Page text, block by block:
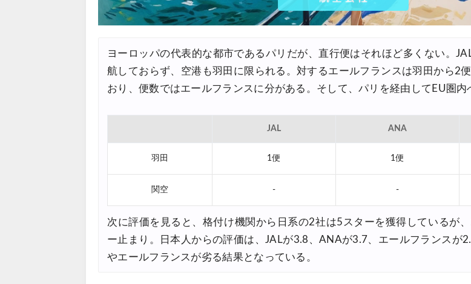
07/23 Trip.com) 海外航空券 最大2,500円OFFクーポン
07/22 JTB) 海外ツアー(20代) 最大28,000円OFFクーポン
JTB) 海外ツアー(10代) 最大28,000円OFFクーポン
エアトリ) 海外航空券 最大10,000円OFFクーポン
07/20 楽天トラベル) 海外ツアー 最大30,000円OFFクーポン
ヨーロッパの代表的な都市であるパリだが、直行便はそれほど多くない。
航しておらず、空港も羽田に限られる。対するエールフランスは羽田から2
おり、便数ではエールフランスに分がある。そして、パリを経由してEU圏内
JAL ANA
羽田 1便 1便
関空 - -
次に評価を見ると、格付け機関から日系の2社は5スターを獲得しているが
ー止まり。日本人からの評価は、JALが3.8、ANAが3.7、エールフランスが
やエールフランスが劣る結果となっている。